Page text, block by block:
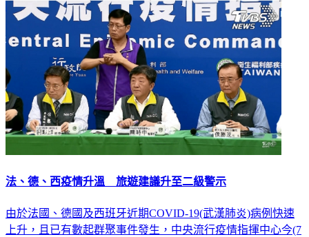
法、德、西疫情升溫 旅遊建議升至二級警示
由於法國、德國及西班牙近期COVID-19(武漢肺炎)病例快速
上升，且已有數起群聚事件發生，中央流行疫情指揮中心今(7